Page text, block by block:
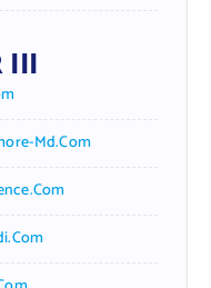
III
Md.com